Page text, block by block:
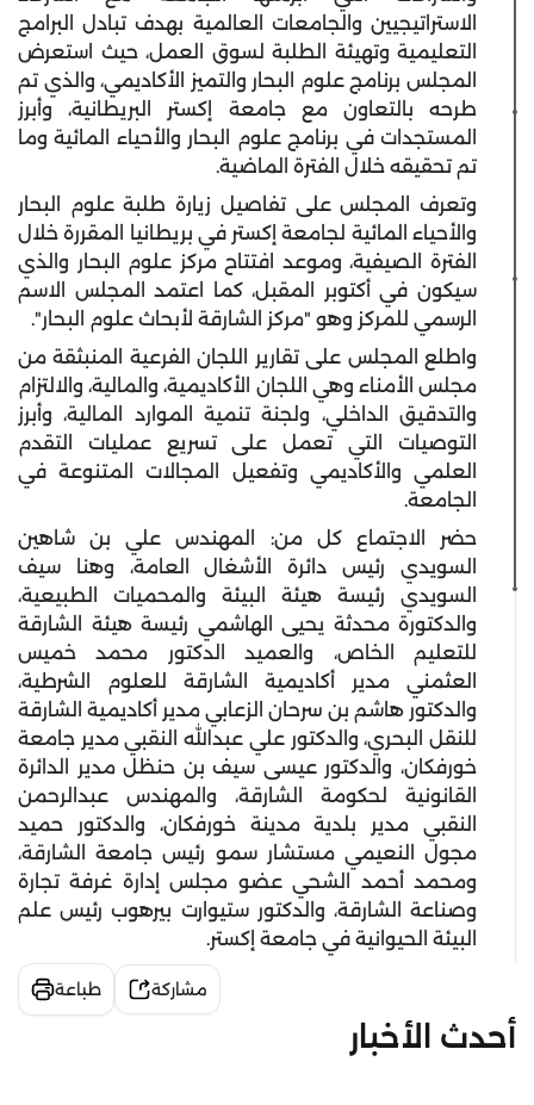
الاستراتيجيين والجامعات العالمية بهدف تبادل البرامج
التعليمية وتهيئة الطلبة لسوق العمل، حيث استعرض
المجلس برنامج علوم البحار والتميز الأكاديمي، والذي تم
طرحه بالتعاون مع جامعة إكستر البريطانية، وأبرز
المستجدات في برنامج علوم البحار والأحياء المائية وما
تم تحقيقه خلال الفترة الماضية.
وتعرف المجلس على تفاصيل ⁠زيارة طلبة علوم البحار
والأحياء المائية لجامعة إكستر في بريطانيا المقررة خلال
الفترة الصيفية، وموعد افتتاح مركز علوم البحار والذي
سيكون في أكتوبر المقبل، كما اعتمد المجلس الاسم
الرسمي للمركز وهو "مركز الشارقة لأبحاث علوم البحار".
واطلع المجلس على تقارير اللجان الفرعية المنبثقة من
مجلس الأمناء وهي اللجان الأكاديمية، والمالية، والالتزام
والتدقيق الداخلي، ولجنة تنمية الموارد المالية، وأبرز
التوصيات التي تعمل على تسريع عمليات التقدم
العلمي والأكاديمي وتفعيل المجالات المتنوعة في
الجامعة.
حضر الاجتماع كل من: المهندس علي بن شاهين
السويدي رئيس دائرة الأشغال العامة، وهنا سيف
السويدي رئيسة هيئة البيئة والمحميات الطبيعية،
والدكتورة محدثة يحيى الهاشمي رئيسة هيئة الشارقة
للتعليم الخاص، والعميد الدكتور محمد خميس
العثمني مدير أكاديمية الشارقة للعلوم الشرطية،
والدكتور هاشم بن سرحان الزعابي مدير أكاديمية الشارقة
للنقل البحري، والدكتور علي عبدالله النقبي مدير جامعة
خورفكان، والدكتور عيسى سيف بن حنظل مدير الدائرة
القانونية لحكومة الشارقة، والمهندس عبدالرحمن
النقبي مدير بلدية مدينة خورفكان، والدكتور حميد
مجول النعيمي مستشار سمو رئيس جامعة الشارقة،
ومحمد أحمد الشحي عضو مجلس إدارة غرفة تجارة
وصناعة الشارقة، والدكتور ستيوارت بيرهوب رئيس علم
البيئة الحيوانية في جامعة إكستر.
مشاركة طباعة
أحدث الأخبار